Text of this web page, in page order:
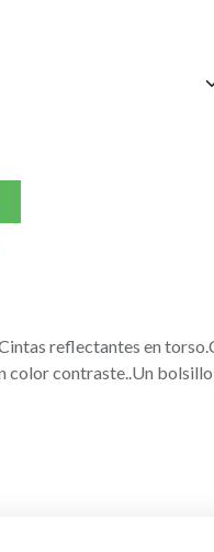
reflectantes en
color contraste..Un